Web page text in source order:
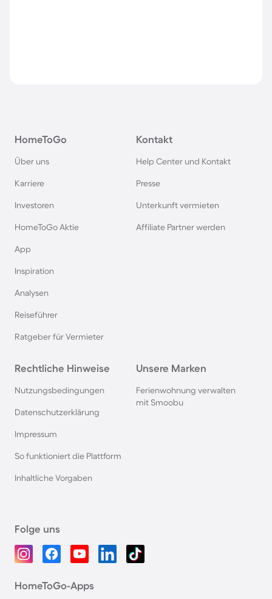
HomeToGo
Über uns
Karriere
Investoren
HomeToGo Aktie
App
Inspiration
Analysen
Reiseführer
Ratgeber für Vermieter
Kontakt
Help Center und Kontakt
Presse
Unterkunft vermieten
Affiliate Partner werden
Rechtliche Hinweise
Nutzungsbedingungen
Datenschutzerklärung
Impressum
So funktioniert die Plattform
Inhaltliche Vorgaben
Unsere Marken
Ferienwohnung verwalten
mit Smoobu
Folge uns
HomeToGo-Apps